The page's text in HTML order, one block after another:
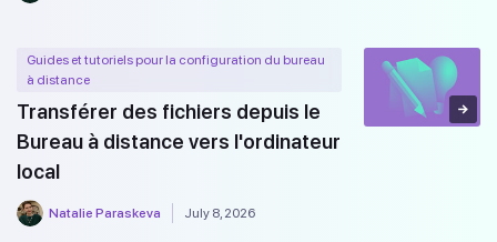
Guides et tutoriels pour la configuration du bureau
à distance
Transférer des fichiers depuis le
Bureau à distance vers l'ordinateur
local
Natalie Paraskeva July 8, 2026